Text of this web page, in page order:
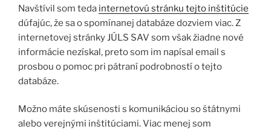
Navštívil som teda internetovú stránku tejto inštitúcie
dúfajúc, že sa o spomínanej databáze dozviem viac. Z
internetovej stránky JÚLS SAV som však žiadne nové
informácie nezískal, preto som im napísal email s
prosbou o pomoc pri pátraní podrobností o tejto
databáze.
Možno máte skúsenosti s komunikáciou so štátnymi
alebo verejnými inštitúciami. Viac menej som